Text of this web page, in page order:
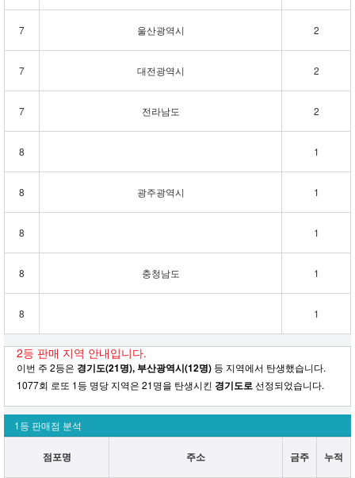
7 울산광역시 2
7 대전광역시 2
7 전라남도 2
8 1
8 광주광역시 1
8 1
8 충청남도 1
8 1
2등 판매 지역 안내입니다.
이번 주 2등은 경기도(21명), 부산광역시(12명) 등 지역에서 탄생했습니다.
1077회 로또 1등 명당 지역은 21명을 탄생시킨 경기도로선정되었습니다.
1등 판매점 분석
점포명 주소 금주 누적